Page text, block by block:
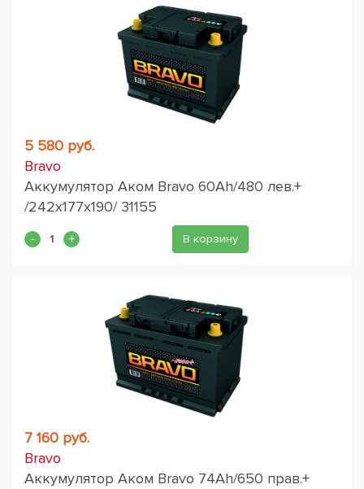
5 580 руб.
Bravo
Аккумулятор Аком Bravo 60Ah/480 лев.+
/242x177x190/ 31155
В корзину
7 160 руб.
Bravo
Аккумулятор Аком Bravo 74Ah/650 прав.+